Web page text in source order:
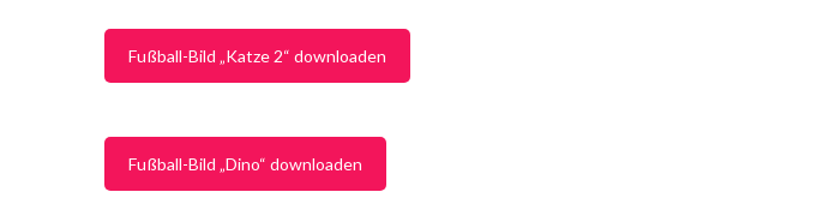
Fußball-Bild „Katze 2“ downloaden
Fußball-Bild „Dino“ downloaden